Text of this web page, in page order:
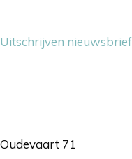
Uitschrijven nieuwsbrief
Oudevaart 71